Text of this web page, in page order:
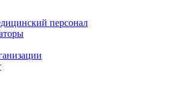
персонал